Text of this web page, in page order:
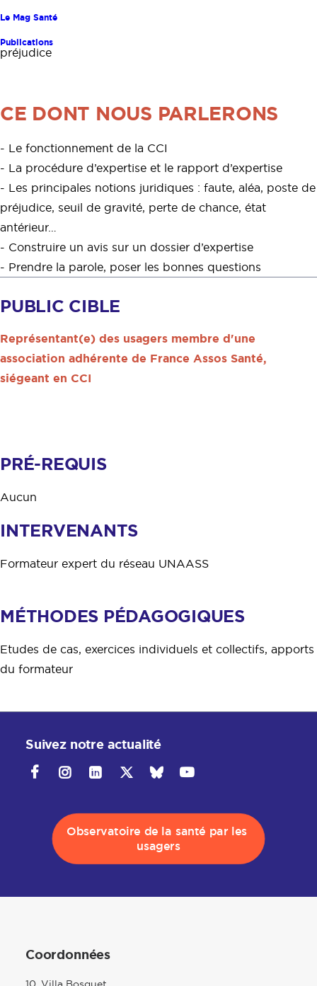
Le Mag Santé
Publications
- Comprendre et savoir analyser un rapport d’expertise
préjudice
CE DONT NOUS PARLERONS
- Le fonctionnement de la CCI
- La procédure d’expertise et le rapport d’expertise
- Les principales notions juridiques : faute, aléa, poste de
préjudice, seuil de gravité, perte de chance, état
antérieur…
- Construire un avis sur un dossier d’expertise
- Prendre la parole, poser les bonnes questions
PUBLIC CIBLE
Représentant(e) des usagers membre d'une
association adhérente de France Assos Santé,
siégeant en CCI
PRÉ-REQUIS
Aucun
INTERVENANTS
Formateur expert du réseau UNAASS
MÉTHODES PÉDAGOGIQUES
Etudes de cas, exercices individuels et collectifs, apports
du formateur
Suivez notre actualité
Observatoire de la santé par les
usagers
Coordonnées